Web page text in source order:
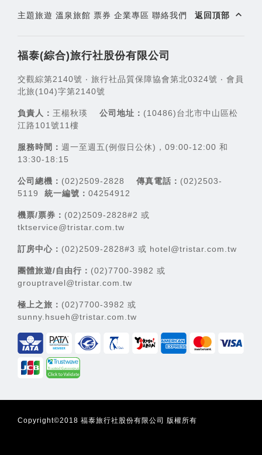
主題旅遊 溫泉旅館 票券 企業專區 聯絡我們 返回頂部 expand_less
福泰(綜合)旅行社股份有限公司
交觀綜第2140號 ‧ 旅行社品質保障協會第北0324號 ‧ 會員
北旅(104)字第2140號
負責人： 王楊秋瑛 公司地址： (10486)台北市中山區松
江路101號11樓
服務時間： 週一至週五(例假日公休)，09:00-12:00 和
13:30-18:15
公司總機： (02)2509-2828 傳真電話： (02)2503-
5119 統一編號： 04254912
機票/票券： (02)2509-2828#2 或
tktservice@tristar.com.tw
訂房中心： (02)2509-2828#3 或 hotel@tristar.com.tw
團體旅遊/自由行： (02)7700-3982 或
grouptravel@tristar.com.tw
極上之旅： (02)7700-3982 或
sunny.hsueh@tristar.com.tw
Copyright©2018 福泰旅行社股份有限公司 版權所有